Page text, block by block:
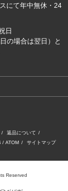
にて年中無休・24
日
の場合は翌日）と
/ 返品について /
/ ATOM / サイトマップ
Reserved